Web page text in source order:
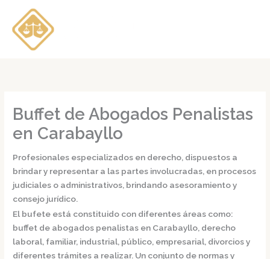
contenido
Buffet de Abogados Penalistas
en Carabayllo
Profesionales especializados en derecho, dispuestos a
brindar y representar a las partes involucradas, en procesos
judiciales o administrativos, brindando asesoramiento y
consejo jurídico.
El bufete está constituido con diferentes áreas como:
buffet de abogados penalistas en Carabayllo, derecho
laboral, familiar, industrial, público, empresarial, divorcios y
diferentes trámites a realizar. Un conjunto de normas y